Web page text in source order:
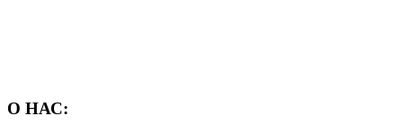
О НАС: